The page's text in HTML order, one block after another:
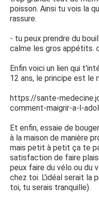
poisson. Ainsi tu vois la
rassure.
- tu peux prendre du
calme les gros appétits.
Enfin voici un lien qui
12 ans, le principe est le
https://sante-
comment-maigrir-a-l-
Et enfin, essaie de
à la maison de manière
mais petit à petit ça te
satisfaction de faire
peux faire du vélo ou du
chez toi. L'idéal serait la
toi, tu serais tranquille).